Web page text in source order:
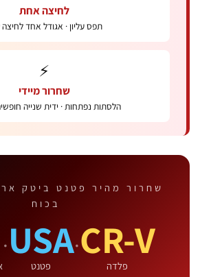
לחיצה אחת
תפס עליון · אגודל אחד לחיצה קלה
שחרור מיידי
הלסתות נפתחות · ידית שנייה חופשיה לעבודה
מהיר פטנט ביטק ארה"ב ·
CR-V
·
USA
·
∞
אחריות לכל